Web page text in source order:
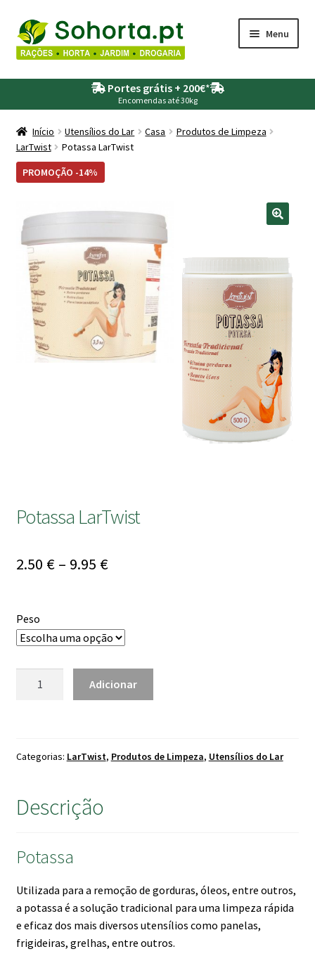
Ir
para
a
navegação
Saltar
para
o
conteúdo
Menu
Agricultura
Drogaria
Piscinas
Rega
Portes grátis + 200€*
Encomendas até 30kg
Início Utensílios do Lar Casa
Produtos de Limpeza
LarTwist
Potassa LarTwist
PROMOÇÃO -14%
Potassa LarTwist
2.50 € – 9.95 €Price
through
9.95 €
Peso
Adicionar
Categorias: LarTwist, Produtos de Limpeza, Utensílios do Lar
Descrição
Potassa
Utilizada para a remoção de gorduras, óleos, entre outros,
a potassa é a solução tradicional para uma limpeza rápida
e eficaz dos mais diversos utensílios como panelas,
frigideiras, grelhas, entre outros.